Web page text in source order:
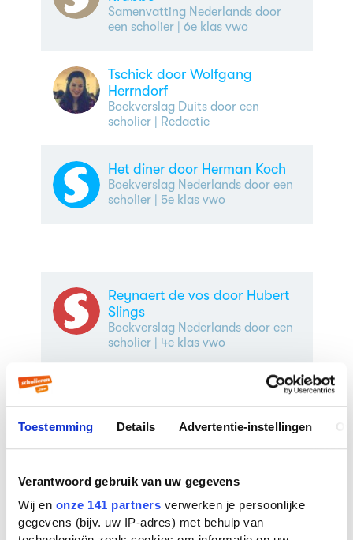
Toestemming Details Advertentie-instellingen
Verantwoord gebruik van uw gegevens
Wij en onze 141 partners verwerken je persoonlijke
gegevens (bijv. uw IP-adres) met behulp van
Samenvatting Nederlands door
een scholier| 6e klas vwo
Tschick door Wolfgang
Herrndorf
Boekverslag Duits door een
scholier| Redactie
Het diner door Herman Koch
Boekverslag Nederlands door een
scholier| 5e klas vwo
Reynaert de vos door Hubert
Slings
Boekverslag Nederlands door een
scholier| 4e klas vwo
Frères de sang door Mikaël
Ollivier
Boekverslag Frans door een
Trofee
Boekverslag Nederlands door een
scholier | 4e klas vwo